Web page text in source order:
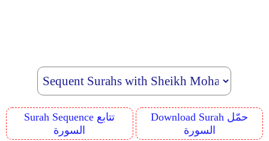
Surah Sequence تتابع
السورة
Download Surah حمّل
السورة